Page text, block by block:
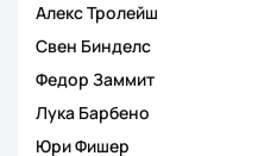
Алекс Тролейш
Свен Бинделс
Федор Заммит
Лука Барбено
Юри Фишер